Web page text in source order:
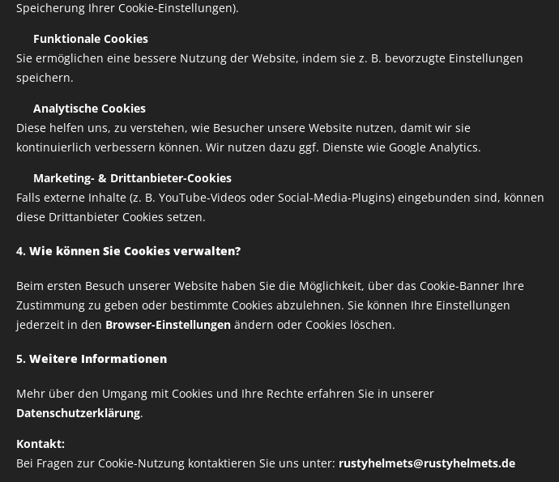
Speicherung Ihrer Cookie-Einstellungen).
Funktionale Cookies
Sie ermöglichen eine bessere Nutzung der Website, indem sie z. B. bevorzugte Einstellungen
speichern.
Analytische Cookies
Diese helfen uns, zu verstehen, wie Besucher unsere Website nutzen, damit wir sie
kontinuierlich verbessern können. Wir nutzen dazu ggf. Dienste wie Google Analytics.
Marketing- & Drittanbieter-Cookies
Falls externe Inhalte (z. B. YouTube-Videos oder Social-Media-Plugins) eingebunden sind, können
diese Drittanbieter Cookies setzen.
4. Wie können Sie Cookies verwalten?
Beim ersten Besuch unserer Website haben Sie die Möglichkeit, über das Cookie-Banner Ihre
Zustimmung zu geben oder bestimmte Cookies abzulehnen. Sie können Ihre Einstellungen
jederzeit in den Browser-Einstellungen ändern oder Cookies löschen.
5. Weitere Informationen
Mehr über den Umgang mit Cookies und Ihre Rechte erfahren Sie in unserer
Datenschutzerklärung.
Kontakt:
Bei Fragen zur Cookie-Nutzung kontaktieren Sie uns unter: rustyhelmets@rustyhelmets.de